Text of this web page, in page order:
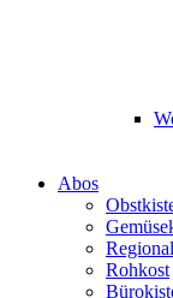
Abos
Rohkost